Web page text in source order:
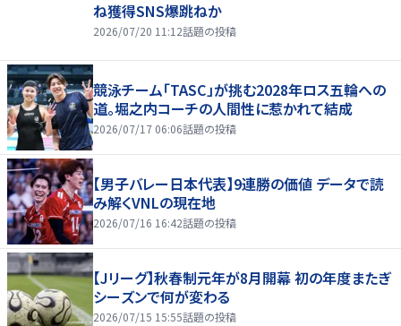
ね獲得SNS爆跳ねか
2026/07/20 11:12話題の投稿
競泳チーム「TASC」が挑む2028年ロス五輪への
道。堀之内コーチの人間性に惹かれて結成
2026/07/17 06:06話題の投稿
【男子バレー日本代表】9連勝の価値 データで読
み解くVNLの現在地
2026/07/16 16:42話題の投稿
【Jリーグ】秋春制元年が8月開幕 初の年度またぎ
シーズンで何が変わる
2026/07/15 15:55話題の投稿